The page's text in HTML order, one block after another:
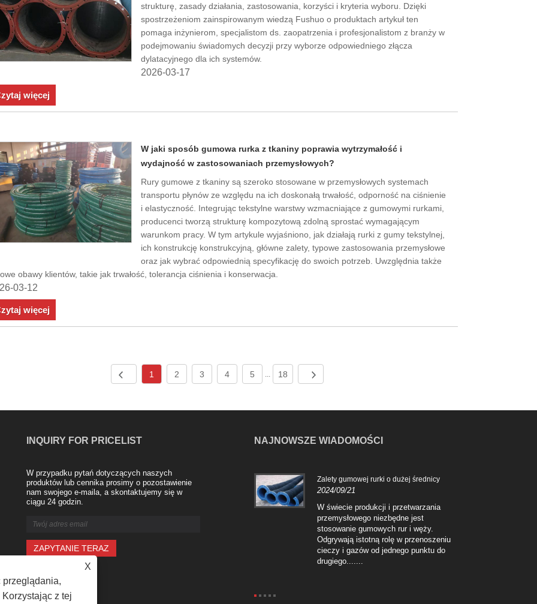
strukturę, zasady działania, zastosowania, korzyści i kryteria wyboru. Dzięki
spostrzeżeniom zainspirowanym wiedzą Fushuo o produktach artykuł ten
pomaga inżynierom, specjalistom ds. zaopatrzenia i profesjonalistom z branży w
podejmowaniu świadomych decyzji przy wyborze odpowiedniego złącza
dylatacyjnego dla ich systemów.
2026-03-17
więcej
W jaki sposób gumowa rurka z tkaniny poprawia wytrzymałość i
wydajność w zastosowaniach przemysłowych?
Rury gumowe z tkaniny są szeroko stosowane w przemysłowych systemach
transportu płynów ze względu na ich doskonałą trwałość, odporność na ciśnienie
i elastyczność. Integrując tekstylne warstwy wzmacniające z gumowymi rurkami,
producenci tworzą strukturę kompozytową zdolną sprostać wymagającym
warunkom pracy. W tym artykule wyjaśniono, jak działają rurki z gumy tekstylnej,
ich konstrukcję konstrukcyjną, główne zalety, typowe zastosowania przemysłowe
oraz jak wybrać odpowiednią specyfikację do swoich potrzeb. Uwzględnia także
obawy klientów, takie jak trwałość, tolerancja ciśnienia i konserwacja.
03-12
więcej
1 2 3 4 5 ... 18
INQUIRY FOR PRICELIST
W przypadku pytań dotyczących naszych
produktów lub cennika prosimy o pozostawienie
nam swojego e-maila, a skontaktujemy się w
ciągu 24 godzin.
NAJNOWSZE WIADOMOŚCI
Zalety gumowego miękkiego połączenia
2024/02/20
gumy i służącego do łączenia ze sobą
Zalety gumowej rurki o dużej średnicy
2024/09/21
W świecie produkcji i przetwarzania
przemysłowego niezbędne jest
stosowanie gumowych rur i węży.
Odgrywają istotną rolę w przenoszeniu
cieczy i gazów od jednego punktu do
drugiego.......
X
z tej